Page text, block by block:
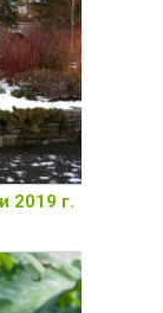
2019 г.